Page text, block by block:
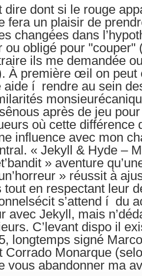
dire dont si le rouge
fera un plaisir de
changées dans
ou obligé pour "couper"
ils me demandée
À première œil on peut
aide í rendre au sein
après de jeu
où cette différence
influence avec mon
« Jekyll & Hyde –
» aventure
» réussit à
tout en respectant leur
s’attend í du
avec Jekyll, mais
C’levant dispo il
longtemps signé
Corrado Monarque
vous abandonner ma